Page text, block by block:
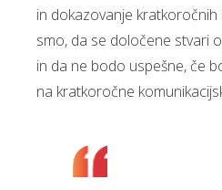
in dokazovanje
smo, da se določene stvari
in da ne bodo uspešne, če
na kratkoročne